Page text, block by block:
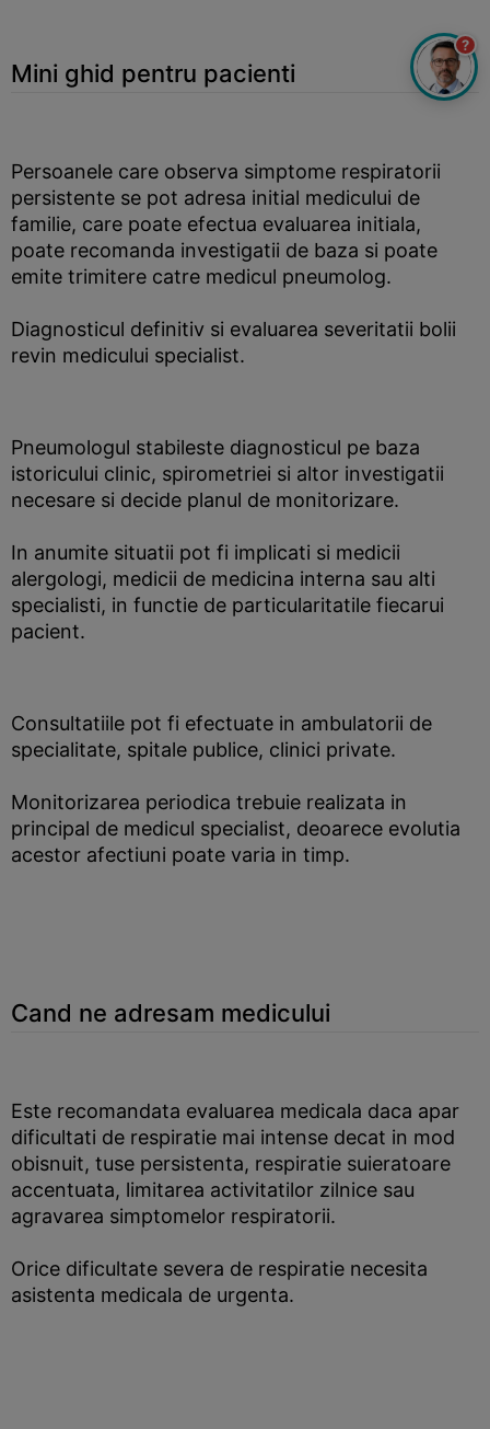
Mini ghid pentru pacienti
Persoanele care observa simptome respiratorii
persistente se pot adresa initial medicului de
familie, care poate efectua evaluarea initiala,
poate recomanda investigatii de baza si poate
emite trimitere catre medicul pneumolog.
Diagnosticul definitiv si evaluarea severitatii bolii
revin medicului specialist.
Pneumologul stabileste diagnosticul pe baza
istoricului clinic, spirometriei si altor investigatii
necesare si decide planul de monitorizare.
In anumite situatii pot fi implicati si medicii
alergologi, medicii de medicina interna sau alti
specialisti, in functie de particularitatile fiecarui
pacient.
Consultatiile pot fi efectuate in ambulatorii de
specialitate, spitale publice, clinici private.
Monitorizarea periodica trebuie realizata in
principal de medicul specialist, deoarece evolutia
acestor afectiuni poate varia in timp.
Cand ne adresam medicului
Este recomandata evaluarea medicala daca apar
dificultati de respiratie mai intense decat in mod
obisnuit, tuse persistenta, respiratie suieratoare
accentuata, limitarea activitatilor zilnice sau
agravarea simptomelor respiratorii.
Orice dificultate severa de respiratie necesita
asistenta medicala de urgenta.
?